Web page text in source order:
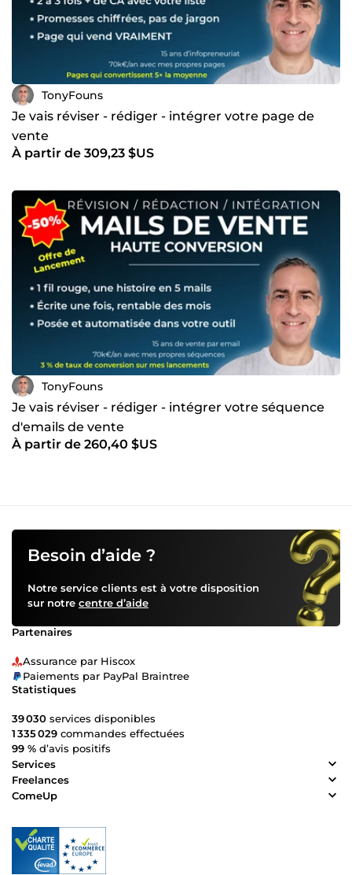
TonyFouns
Je vais réviser - rédiger - intégrer votre page de
vente
À partir de 309,23 $US
TonyFouns
Je vais réviser - rédiger - intégrer votre séquence
d'emails de vente
À partir de 260,40 $US
Besoin d’aide ?
Notre service clients est à votre disposition
sur notre centre d’aide
Partenaires
Assurance par Hiscox
Paiements par PayPal Braintree
Statistiques
39 030 services disponibles
1 335 029 commandes effectuées
99 % d’avis positifs
Services
Freelances
ComeUp